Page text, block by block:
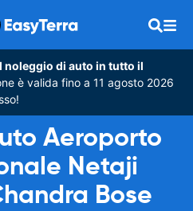
noleggio di auto in tutto il
è valida fino a 11 agosto 2026
Aeroporto
Netaji
Bose